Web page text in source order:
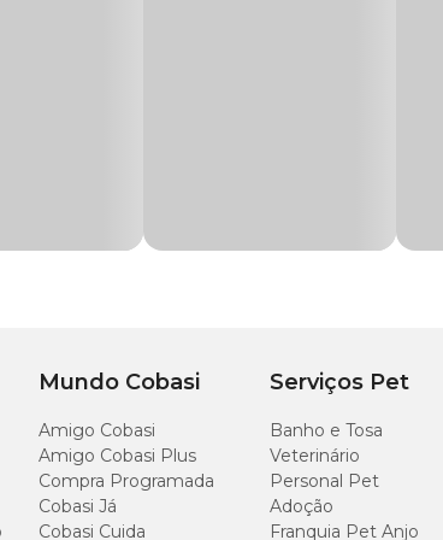
Mundo Cobasi
Amigo Cobasi
Amigo Cobasi Plus
Compra Programada
Cobasi Já
Cobasi Cuida
Serviços Pet
Banho e Tosa
Veterinário
Personal Pet
Adoção
Franquia Pet Anjo